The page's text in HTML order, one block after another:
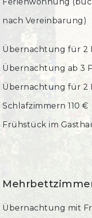
nach Vereinbarung)
Übernachtung für 2
Übernachtung ab 3
Übernachtung für 2
Schlafzimmern 110 €
Frühstück im
Übernachtung mit